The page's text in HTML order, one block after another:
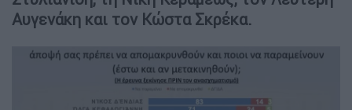
Αυγενάκη και τον Κώστα Σκρέκα.